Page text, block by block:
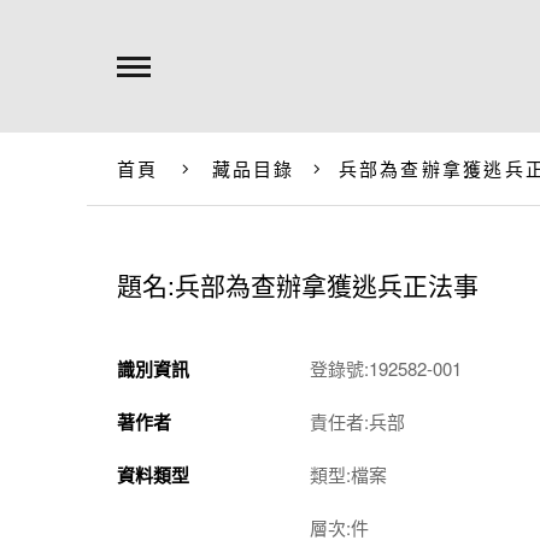
首頁 藏品目錄 兵部為查辦拿獲逃兵
題名:兵部為查辦拿獲逃兵正法事
識別資訊 登錄號:192582-001
著作者 責任者:兵部
資料類型 類型:檔案
層次:件